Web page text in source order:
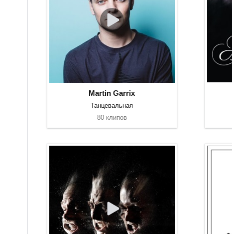
Martin Garrix
Танцевальная
80 клипов